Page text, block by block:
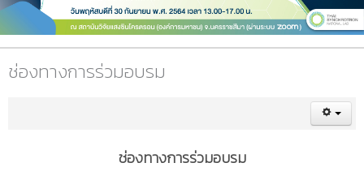
ช่องทางการร่วมอบรม
ช่องทางการร่วมอบรม